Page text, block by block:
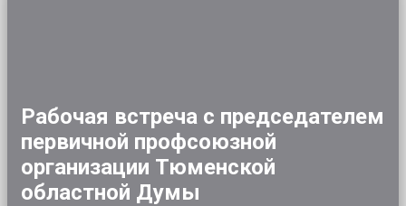
Рабочая встреча с председателем
первичной профсоюзной
организации Тюменской
областной Думы